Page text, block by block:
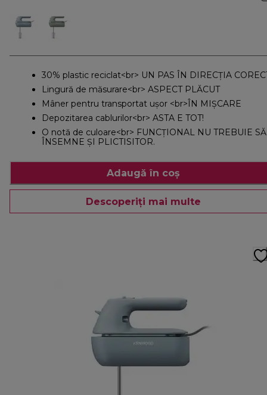
30% plastic reciclat<br> UN PAS ÎN DIRECȚIA
Lingură de măsurare<br> ASPECT PLĂCUT
Mâner pentru transportat ușor <br>ÎN MIȘCARE
Depozitarea cablurilor<br> ASTA E TOT!
O notă de culoare<br> FUNCȚIONAL NU TREBUIE SĂ
ÎNSEMNE ȘI PLICTISITOR.
Adaugă în coș
Descoperiți mai multe